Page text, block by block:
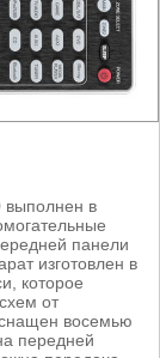
выполнен в
панели
изготовлен в
которое
от
восемью
передней